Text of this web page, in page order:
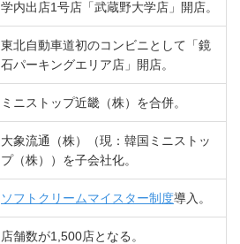
学内出店1号店「武蔵野大学店」開店。
東北自動車道初のコンビニとして「鏡
石パーキングエリア店」開店。
ミニストップ近畿（株）を合併。
大象流通（株）（現：韓国ミニストッ
プ（株））を子会社化。
ソフトクリームマイスター制度導入。
店舗数が1,500店となる。